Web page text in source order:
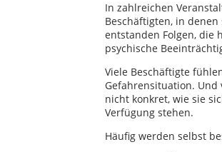
In zahlreichen
Beschäftigten, in
entstanden Folgen, die
psychische
Viele Beschäftigte
Gefahrensituation. Und
nicht konkret, wie sie
Verfügung stehen.
Häufig werden selbst